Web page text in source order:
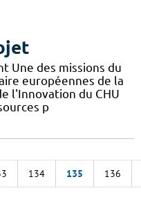
Une des missions du
européennes de la
l'Innovation du CHU
p
134 135 136